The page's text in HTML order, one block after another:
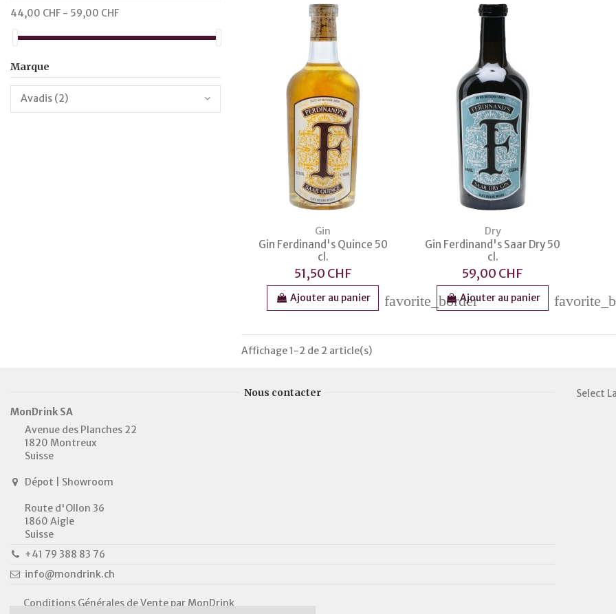
Gin
Gin Ferdinand's Quince 50
cl.
favorite_border
51,50 CHF
Ajouter au panier
Dry
Gin Ferdinand's Saar Dry 50
cl.
59,00 CHF
Ajouter au panier
Affichage 1-2 de 2 article(s)
44,00 CHF - 59,00 CHF
Marque
Avadis (2)
Nous contacter
MonDrink SA
Avenue des Planches 22
1820 Montreux
Suisse
Dépot | Showroom
Route d'Ollon 36
1860 Aigle
Suisse
+41 79 388 83 76
info@mondrink.ch
Conditions Générales de Vente par MonDrink
Select